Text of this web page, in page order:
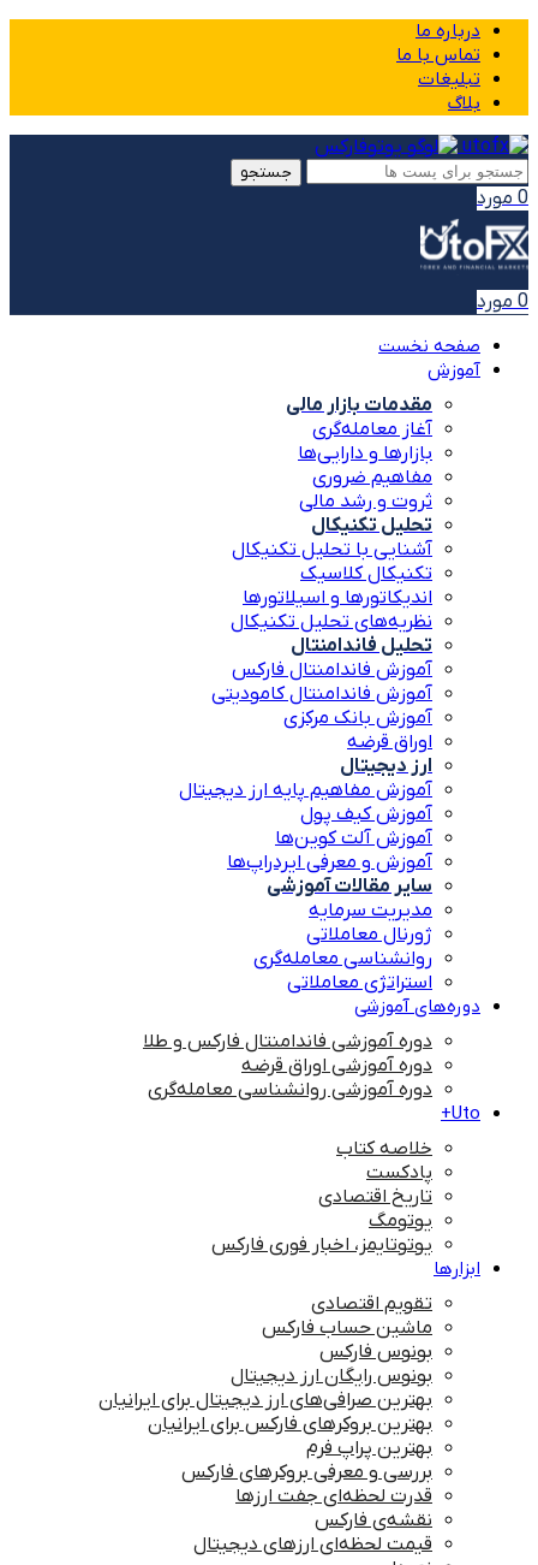
درباره ما
تماس با ما
تبلیغات
بلاگ
جستجو
0 مورد
0 مورد
صفحه نخست
آموزش
مقدمات بازار مالی
آغاز معامله‌گری
بازارها و دارایی‌ها
مفاهیم ضروری
ثروت و رشد مالی
تحلیل تکنیکال
آشنایی با تحلیل تکنیکال
تکنیکال کلاسیک
اندیکاتورها و اسیلاتورها
نظریه‌های تحلیل تکنیکال
تحلیل فاندامنتال
آموزش فاندامنتال فارکس
آموزش فاندامنتال کامودیتی
آموزش بانک مرکزی
اوراق قرضه
ارز دیجیتال
آموزش مفاهیم پایه ارز دیجیتال
آموزش کیف پول
آموزش آلت کوین‌ها
آموزش و معرفی ایردراپ‌ها
سایر مقالات آموزشی
مدیریت سرمایه
ژورنال معاملاتی
روانشناسی معامله‌گری
استراتژی معاملاتی
دوره‌های آموزشی
دوره آموزشی فاندامنتال فارکس و طلا
دوره آموزشی اوراق قرضه
دوره آموزشی روانشناسی معامله‌گری
Uto+
خلاصه کتاب
پادکست
تاریخ اقتصادی
یوتومگ
یوتوتایمز، اخبار فوری فارکس
ابزارها
تقویم اقتصادی
ماشین حساب فارکس
بونوس فارکس
بونوس رایگان ارز دیجیتال
بهترین صرافی‌های ارز دیجیتال برای ایرانیان
بهترین بروکرهای فارکس برای ایرانیان
بهترین پراپ‌ فرم
بررسی و معرفی بروکرهای فارکس
قدرت لحظه‌ای جفت ارزها
نقشه‌ی فارکس
قیمت لحظه‌ای ارزهای دیجیتال